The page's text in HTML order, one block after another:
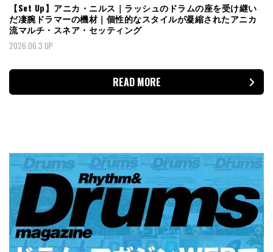
【Set Up】アニカ・ニルス｜ラッシュのドラムの座を受け継い
だ凄腕ドラマーの機材｜個性的なスタイルが凝縮されたアニカ
流マルチ・スネア・セッティング
2026.06.3 UP
READ MORE